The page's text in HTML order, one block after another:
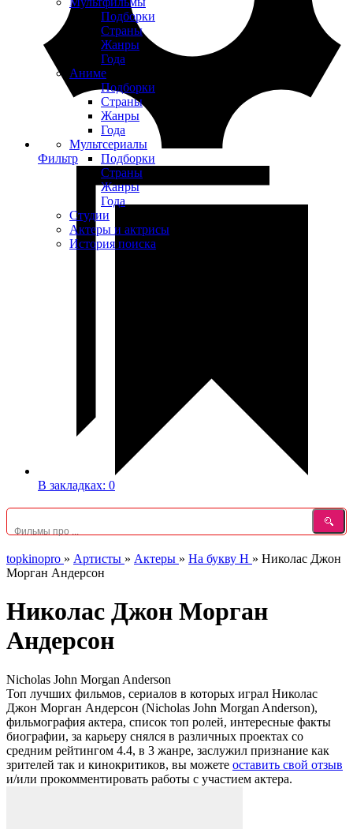
Подборки
Страны
Жанры
Года
Аниме
Подборки
Страны
Жанры
Года
Мультсериалы
Подборки
Страны
Жанры
Года
Студии
Актеры и актрисы
История поиска
Фильтр
В закладках: 0
topkinopro » Артисты » Актеры » На букву Н » Николас Джон
Морган Андерсон
Николас Джон Морган
Андерсон
Nicholas John Morgan Anderson
Топ лучших фильмов, сериалов в которых играл Николас
Джон Морган Андерсон (Nicholas John Morgan Anderson),
фильмография актера, список топ ролей, интересные факты
биографии, за карьеру снялся в различных проектах со
средним рейтингом 4.4, в 3 жанре, заслужил признание как
зрителей так и кинокритиков, вы можете оставить свой отзыв
и/или прокомментировать работы с участием актера.